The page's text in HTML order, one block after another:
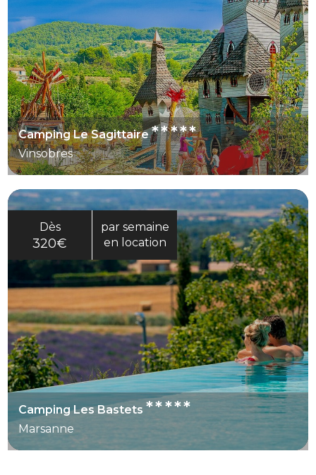
Camping Le Sagittaire*****
Vinsobres
Dès
320€
par semaine
en location
Camping Les Bastets*****
Marsanne